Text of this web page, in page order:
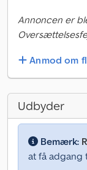
Annoncen er
Anmod om
Udbyder
Bemærk:
at få adgang